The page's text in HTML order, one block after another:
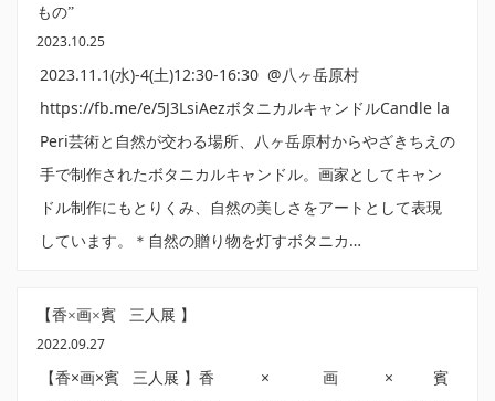
もの”
2023.10.25
2023.11.1(水)-4(土)12:30-16:30 @八ヶ岳原村
https://fb.me/e/5J3LsiAezボタニカルキャンドルCandle la
Peri芸術と自然が交わる場所、八ヶ岳原村からやざきちえの
手で制作されたボタニカルキャンドル。画家としてキャン
ドル制作にもとりくみ、自然の美しさをアートとして表現
しています。＊自然の贈り物を灯すボタニカ…
【香×画×賓 三人展 】
2022.09.27
【香×画×賓 三人展 】香 × 画 × 賓